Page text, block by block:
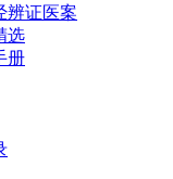
辨证医案
选
册